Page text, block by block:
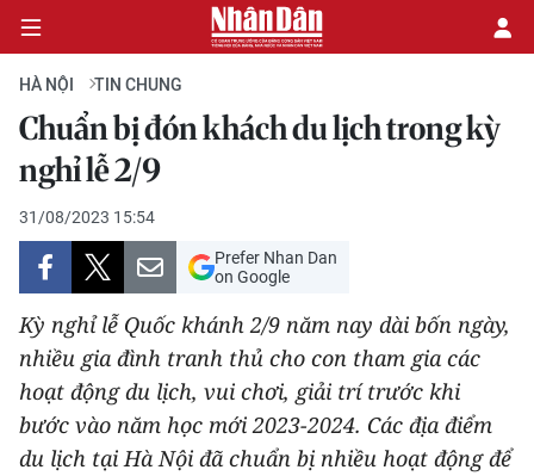
CHÍNH TRỊ
KINH TẾ
VĂN HÓA
XÃ HỘI
PHÁP LUẬT
DU LỊCH
HÀ NỘI TIN CHUNG
Chuẩn bị đón khách du lịch trong kỳ
nghỉ lễ 2/9
31/08/2023 15:54
Prefer Nhan Dan
on Google
Kỳ nghỉ lễ Quốc khánh 2/9 năm nay dài bốn ngày,
nhiều gia đình tranh thủ cho con tham gia các
hoạt động du lịch, vui chơi, giải trí trước khi
bước vào năm học mới 2023-2024. Các địa điểm
du lịch tại Hà Nội đã chuẩn bị nhiều hoạt động để